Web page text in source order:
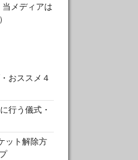
当メディアは
おススメ４
行う儀式・
ット解除方